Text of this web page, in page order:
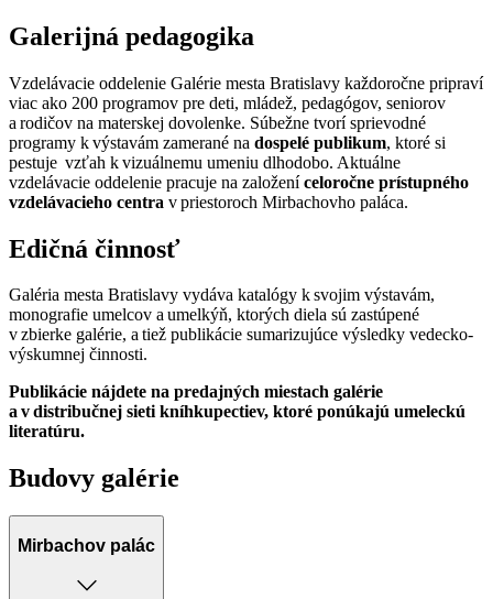
Galerijná pedagogika
Vzdelávacie oddelenie Galérie mesta Bratislavy každoročne pripraví
viac ako 200 programov pre deti, mládež, pedagógov, seniorov
a rodičov na materskej dovolenke. Súbežne tvorí sprievodné
programy k výstavám zamerané na dospelé publikum, ktoré si
pestuje vzťah k vizuálnemu umeniu dlhodobo. Aktuálne
vzdelávacie oddelenie pracuje na založeníceloročne prístupného
vzdelávacieho centra v priestoroch Mirbachovho paláca.
Edičná činnosť
Galéria mesta Bratislavy vydáva katalógy k svojim výstavám,
monografie umelcov a umelkýň, ktorých diela sú zastúpené
v zbierke galérie, a tiež publikácie sumarizujúce výsledky vedecko-
výskumnej činnosti.
Publikácie nájdete na predajných miestach galérie
a v distribučnej sieti kníhkupectiev, ktoré ponúkajú umeleckú
literatúru.
Budovy galérie
Mirbachov palác